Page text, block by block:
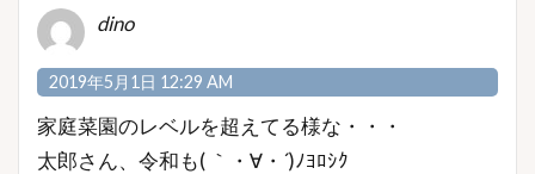
dino
2019年5月1日 12:29 AM
家庭菜園のレベルを超えてる様な・・・
太郎さん、令和も( ｀・∀・´)ﾉﾖﾛｼｸ